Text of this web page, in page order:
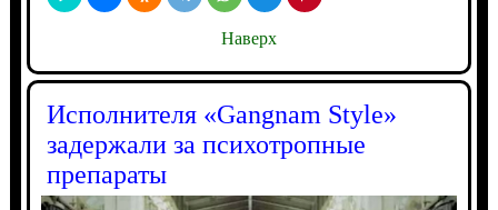
Наверх
Исполнителя «Gangnam Style»
задержали за психотропные
препараты